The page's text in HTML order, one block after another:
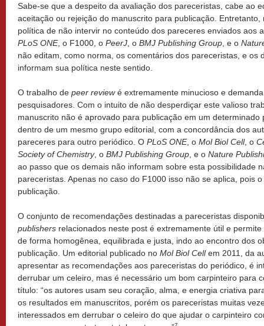
Sabe-se que a despeito da avaliação dos pareceristas, cabe ao
aceitação ou rejeição do manuscrito para publicação.
política de não intervir no conteúdo dos pareceres enviados aos
PLoS ONE, o F1000, o PeerJ , o BMJ Publishing Group , e o
não editam, como norma, os comentários dos pareceristas, e os
informam sua política neste sentido.
O trabalho de peer reviewé extremamente minucioso e
pesquisadores. Com o intuito de não desperdiçar este valioso
manuscrito não é aprovado para publicação em um
dentro de um mesmo grupo editorial, com a concordância dos
pareceres para outro periódico. O PLoS ONE, o Mol Biol Cell, o
Society of Chemistry, o BMJ Publishing Group , e o Nature
ao passo que os demais não informam sobre esta possibilidade
pareceristas. Apenas no caso do F1000 isso não se aplica, pois
publicação.
O conjunto de recomendações destinadas a pareceristas
publishers relacionados neste post é extremamente útil e
de forma homogênea, equilibrada e justa, indo ao encontro dos
publicação. Um editorial publicado no Mol Biol Cellem 2011, da
apresentar as recomendações aos pareceristas do periódico, é
derrubar um celeiro, mas é necessário um bom carpinteiro para
título: “os autores usam seu coração, alma, e energia criativa
os resultados em manuscritos, porém os pareceristas muitas
interessados em derrubar o celeiro do que ajudar o carpinteiro